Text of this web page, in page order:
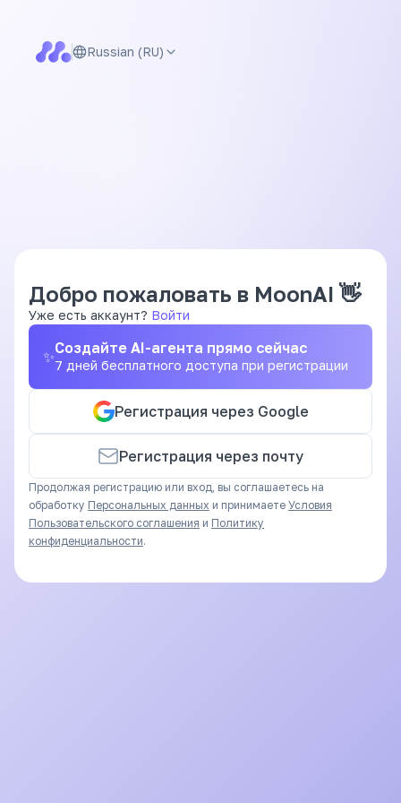
Russian (RU)
Добро пожаловать в MoonAI 👋
Уже есть аккаунт? Войти
✨Создайте AI-агента прямо сейчас
7 дней бесплатного доступа при регистрации
Регистрация через Google
Регистрация через почту
Продолжая регистрацию или вход, вы соглашаетесь на
обработку Персональных данных и принимаете Условия
Пользовательского соглашения и Политику
конфиденциальности.